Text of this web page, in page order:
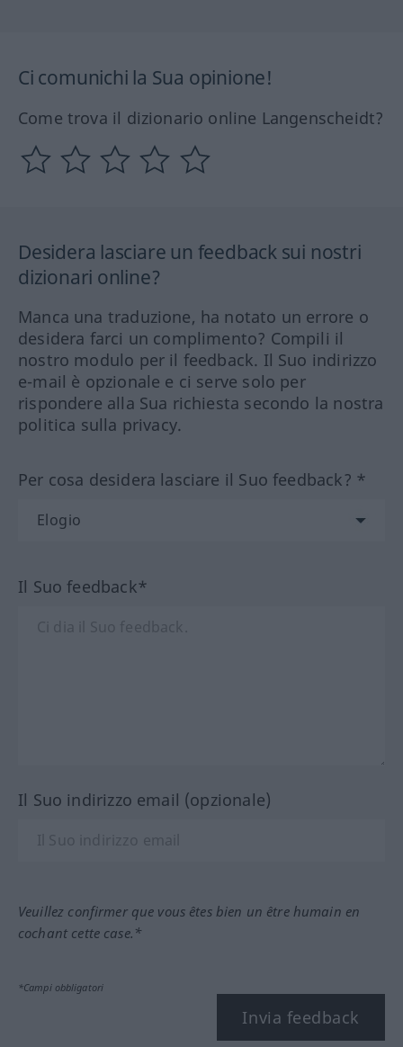
Ci comunichi la Sua opinione!
Come trova il dizionario online Langenscheidt?
Desidera lasciare un feedback sui nostri
dizionari online?
Manca una traduzione, ha notato un errore o
desidera farci un complimento? Compili il
nostro modulo per il feedback. Il Suo indirizzo
e-mail è opzionale e ci serve solo per
rispondere alla Sua richiesta secondo la nostra
politica sulla privacy.
Per cosa desidera lasciare il Suo feedback? *
Il Suo feedback*
Il Suo indirizzo email (opzionale)
Veuillez confirmer que vous êtes bien un être humain en
cochant cette case.*
*Campi obbligatori
Invia feedback